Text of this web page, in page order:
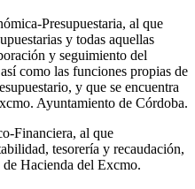
Presupuestaria, al que
y todas aquellas
y seguimiento del
como las funciones propias de
y que se encuentra
Ayuntamiento de Córdoba.
Financiera, al que
tesorería y recaudación,
Hacienda del Excmo.